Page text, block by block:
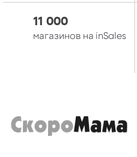
11 000
магазинов на inSales